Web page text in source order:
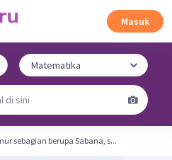
Masuk
sebagian berupa Sabana, s...